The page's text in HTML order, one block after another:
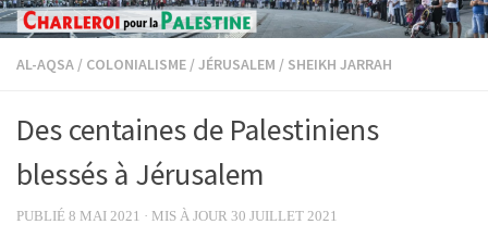
AL-AQSA / COLONIALISME /JÉRUSALEM / SHEIKH JARRAH
Des centaines de Palestiniens
blessés à Jérusalem
PUBLIÉ 8 MAI 2021 · MIS À JOUR 30 JUILLET 2021